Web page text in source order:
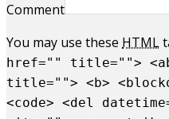
Comment
You may use these HTML
href="" title="">
title=""> <b>
<code> <del